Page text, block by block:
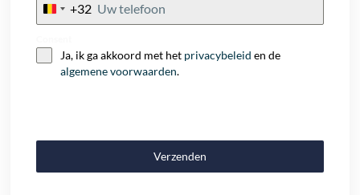
Belgium
+32
Ja, ik ga akkoord met het privacybeleid en de
algemene voorwaarden.
Verzenden